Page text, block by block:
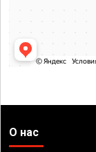
О нас